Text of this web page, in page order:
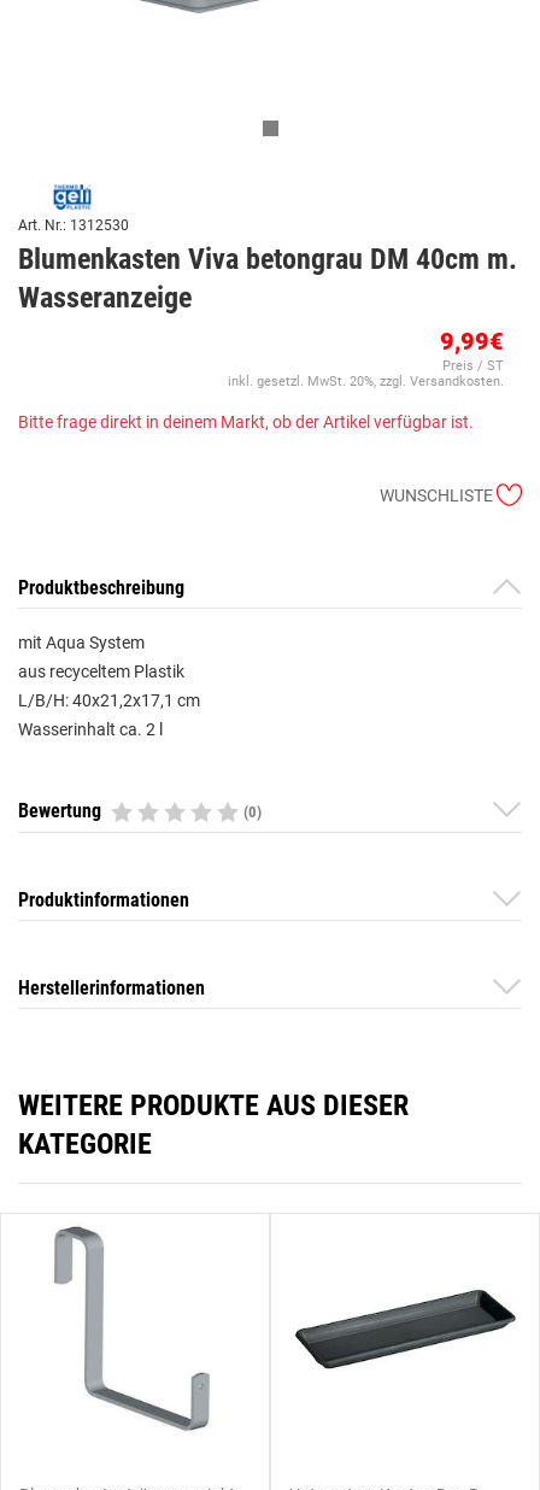
Art. Nr.: 1312530
Blumenkasten Viva betongrau DM 40cm m.
Wasseranzeige
9,99€
Preis / ST
inkl. gesetzl. MwSt. 20%, zzgl. Versandkosten.
Bitte frage direkt in deinem Markt, ob der Artikel verfügbar ist.
WUNSCHLISTE
Produktbeschreibung
mit Aqua System
aus recyceltem Plastik
L/B/H: 40x21,2x17,1 cm
Wasserinhalt ca. 2 l
Bewertung (0)
Produktinformationen
Herstellerinformationen
WEITERE PRODUKTE AUS DIESER
KATEGORIE